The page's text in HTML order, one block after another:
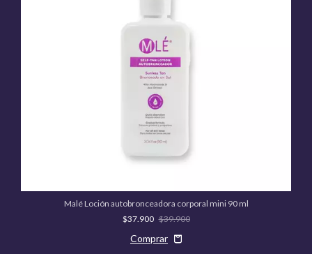
Malé Loción autobronceadora corporal mini 90 ml
$37.900 $39.900